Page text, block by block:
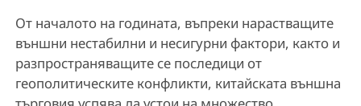
От началото на годината, въпреки нарастващите
външни нестабилни и несигурни фактори, както и
разпространяващите се последици от
геополитическите конфликти, китайската външна